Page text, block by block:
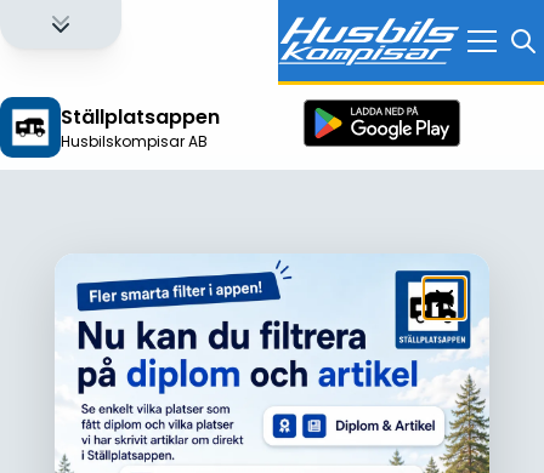
Ställplatsappen
Husbilskompisar AB
Logga in för att få full tillgång till alla funktioner!